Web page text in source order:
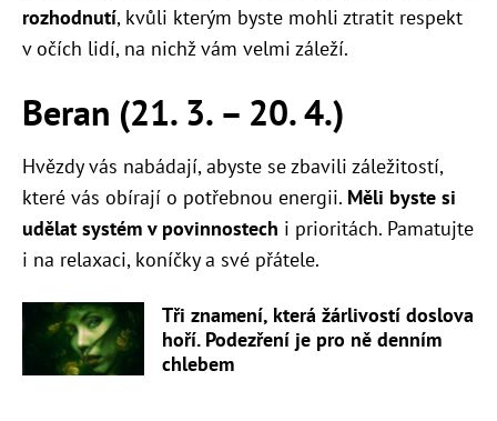
rozhodnutí, kvůli kterým byste mohli ztratit respekt
v očích lidí, na nichž vám velmi záleží.
Beran (21. 3. – 20. 4.)
Hvězdy vás nabádají, abyste se zbavili záležitostí,
které vás obírají o potřebnou energii. Měli byste si
udělat systém v povinnostech i prioritách. Pamatujte
i na relaxaci, koníčky a své přátele.
Tři znamení, která žárlivostí doslova
hoří. Podezření je pro ně denním
chlebem